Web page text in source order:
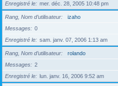
Enregistré le
mer. déc. 28, 2005 10:48 pm
Rang, Nom d’utilisateur
izaho
Messages
0
Enregistré le
sam. janv. 07, 2006 1:13 am
Rang, Nom d’utilisateur
rolando
Messages
2
Enregistré le
lun. janv. 16, 2006 9:52 am